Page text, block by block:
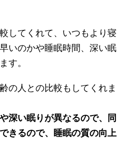
してくれて、いつもより寝
いのかや睡眠時間、深い眠
す。
の人との比較もしてくれま
深い眠りが異なるので、同
きるので、睡眠の質の向上